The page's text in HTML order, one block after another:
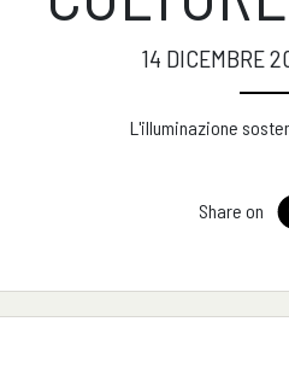
14 DICEMBRE
L'illuminazione
Share on